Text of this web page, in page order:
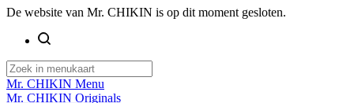
De website van Mr. CHIKIN is op dit moment gesloten.
Mr. CHIKIN Menu
Mr. CHIKIN Originals